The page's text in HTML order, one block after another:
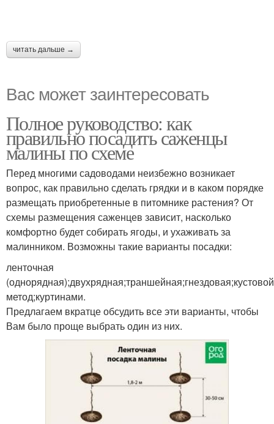
читать дальше →
Вас может заинтересовать
Полное руководство: как
правильно посадить саженцы
малины по схеме
Перед многими садоводами неизбежно возникает
вопрос, как правильно сделать грядки и в каком порядке
размещать приобретенные в питомнике растения? От
схемы размещения саженцев зависит, насколько
комфортно будет собирать ягоды, и ухаживать за
малинником. Возможны такие варианты посадки:
ленточная
(однорядная);двухрядная;траншейная;гнездовая;кустовой
метод;куртинами.
Предлагаем вкратце обсудить все эти варианты, чтобы
Вам было проще выбрать один из них.